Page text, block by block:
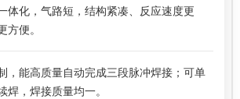
体化，气路短，结构紧凑、反应速度更
方便。
，能高质量自动完成三段脉冲焊接；可单
焊，焊接质量均一。